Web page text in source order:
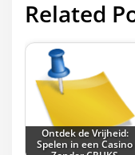
Related
Ontdek de Vrijheid:
Spelen in een Casino